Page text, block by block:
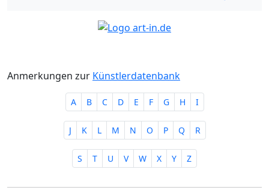
Anmerkungen zur Künstlerdatenbank
A B C D E F G H I
J K L M N O P Q R
S T U V W X Y Z